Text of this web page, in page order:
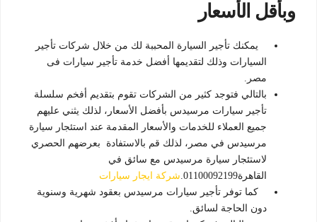
وبأقل الأسعار
يمكنك تأجير السيارة المحببة لك من خلال شركات تأجير
السيارات وذلك لتقديمها أفضل خدمة تأجير سيارات فى
مصر.
بالتالي فتوجد كثير من الشركات تقوم بتقديم أفخم سلسلة
تأجير سيارات مرسيدس بأفضل الأسعار، لذلك يثني عليهم
جميع العملاء للخدمات والأسعار المقدمة عند استئجار سيارة
مرسيدس في مصر، لذلك قم بالاستفادة بعرضهم الحصري
لاستئجار سيارة مرسيدس مع سائق في
القاهرة01100092199.
شركة ايجار سيارات
كما توفر تأجير سيارات مرسيدس بعقود شهرية وسنوية
دون الحاجة لسائق.